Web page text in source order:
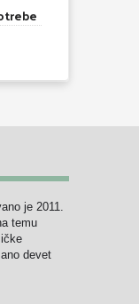
je 2011.
temu
devet